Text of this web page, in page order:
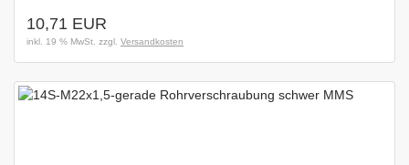
10,71 EUR
inkl. 19 % MwSt. zzgl. Versandkosten